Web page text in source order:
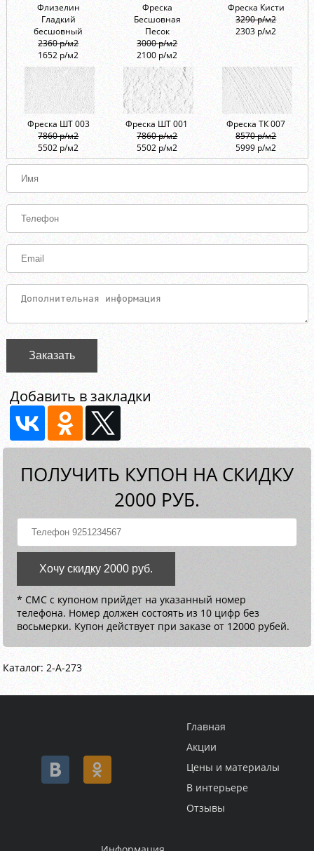
Флизелин
Гладкий
бесшовный
2360 р/м2
1652 р/м2
Фреска
Бесшовная
Песок
3000 р/м2
2100 р/м2
Фреска Кисти
3290 р/м2
2303 р/м2
Фреска ШТ 003
7860 р/м2
5502 р/м2
Фреска ШТ 001
7860 р/м2
5502 р/м2
Фреска ТК 007
8570 р/м2
5999 р/м2
Заказать
Добавить в закладки
ПОЛУЧИТЬ КУПОН НА СКИДКУ
2000 РУБ.
Хочу скидку 2000 руб.
* СМС с купоном прийдет на указанный номер
телефона. Номер должен состоять из 10 цифр без
восьмерки. Купон действует при заказе от 12000 рубей.
Каталог: 2-A-273
Главная
Акции
Цены и материалы
В интерьере
Отзывы